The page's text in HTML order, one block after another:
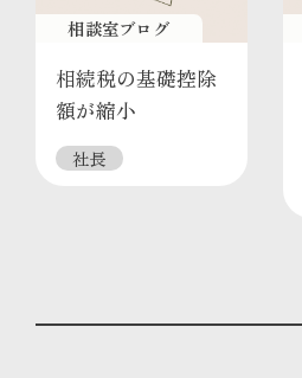
相談室ブログ
相続税の基礎控除
額が縮小
社長